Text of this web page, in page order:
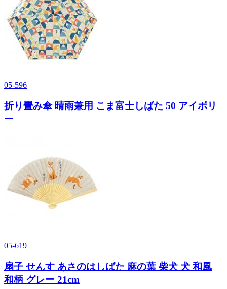
05-596
折り畳み傘 晴雨兼用 こま富士しばた 50 アイボリ
ー
05-619
扇子 せんす あさのはしばた 麻の葉 柴犬 犬 和風
和柄 グレー 21cm